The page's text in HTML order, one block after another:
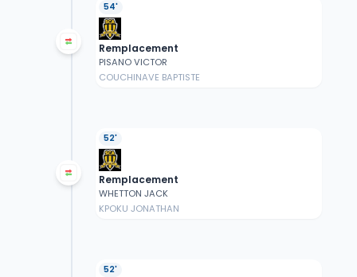
54'
Remplacement
PISANO VICTOR
COUCHINAVE BAPTISTE
52'
Remplacement
WHETTON JACK
KPOKU JONATHAN
52'